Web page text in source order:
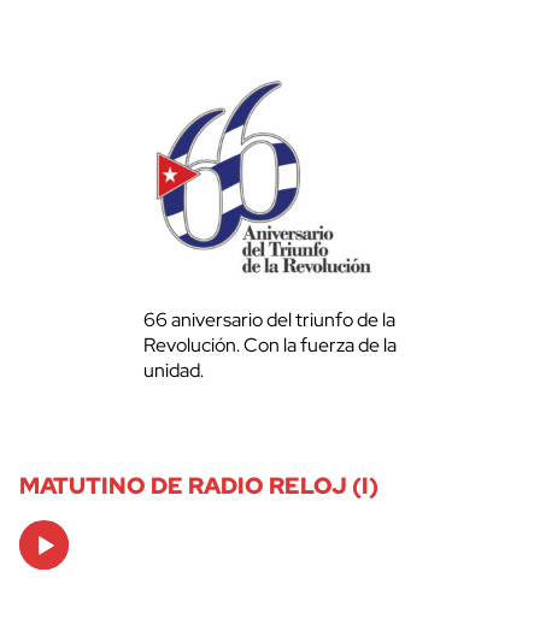
66 aniversario del triunfo de la
Revolución. Con la fuerza de la
unidad.
MATUTINO DE RADIO RELOJ (I)
Audio
Player